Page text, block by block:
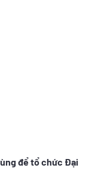
để tổ chức Đại